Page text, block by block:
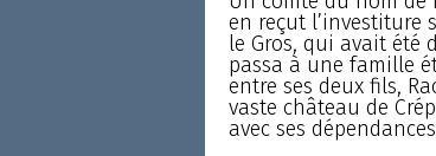
en reçut l’investiture
le Gros, qui avait été
passa à une famille
entre ses deux fils,
vaste château de
avec ses